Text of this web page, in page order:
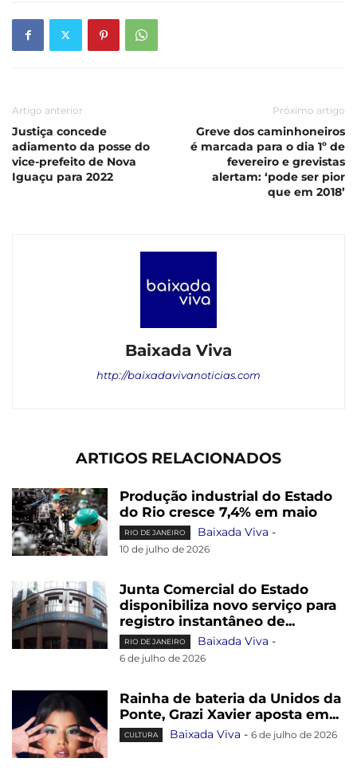
Artigo anterior
Justiça concede
adiamento da posse do
vice-prefeito de Nova
Iguaçu para 2022
Próximo artigo
Greve dos caminhoneiros
é marcada para o dia 1º de
fevereiro e grevistas
alertam: ‘pode ser pior
que em 2018’
Baixada Viva
http://baixadavivanoticias.com
ARTIGOS RELACIONADOS
Produção industrial do Estado
do Rio cresce 7,4% em maio
RIO DE JANEIRO Baixada Viva -
10 de julho de 2026
Junta Comercial do Estado
disponibiliza novo serviço para
registro instantâneo de...
RIO DE JANEIRO Baixada Viva -
6 de julho de 2026
Rainha de bateria da Unidos da
Ponte, Grazi Xavier aposta em...
CULTURA Baixada Viva - 6 de julho de 2026